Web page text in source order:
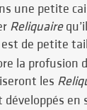
une petite
Reliquaire
est de petite
la profusion
les
développés